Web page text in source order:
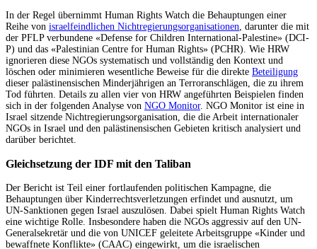
In der Regel übernimmt Human Rights Watch die Behauptungen einer
Reihe von israelfeindlichen Nichtregierungsorganisationen , darunter die mit
der PFLP verbundene «Defense for Children International-Palestine» (DCI-
P) und das «Palestinian Centre for Human Rights» (PCHR). Wie HRW
ignorieren diese NGOs systematisch und vollständig den Kontext und
löschen oder minimieren wesentliche Beweise für die direkte Beteiligung
dieser palästinensischen Minderjährigen an Terroranschlägen, die zu ihrem
Tod führten. Details zu allen vier von HRW angeführten Beispielen finden
sich in der folgenden Analyse von NGO Monitor. NGO Monitor ist eine in
Israel sitzende Nichtregierungsorganisation, die die Arbeit internationaler
NGOs in Israel und den palästinensischen Gebieten kritisch analysiert und
darüber berichtet.
Gleichsetzung der IDF mit den Taliban
Der Bericht ist Teil einer fortlaufenden politischen Kampagne, die
Behauptungen über Kinderrechtsverletzungen erfindet und ausnutzt, um
UN-Sanktionen gegen Israel auszulösen. Dabei spielt Human Rights Watch
eine wichtige Rolle. Insbesondere haben die NGOs aggressiv auf den UN-
Generalsekretär und die von UNICEF geleitete Arbeitsgruppe «Kinder und
bewaffnete Konflikte» (CAAC) eingewirkt, um die israelischen